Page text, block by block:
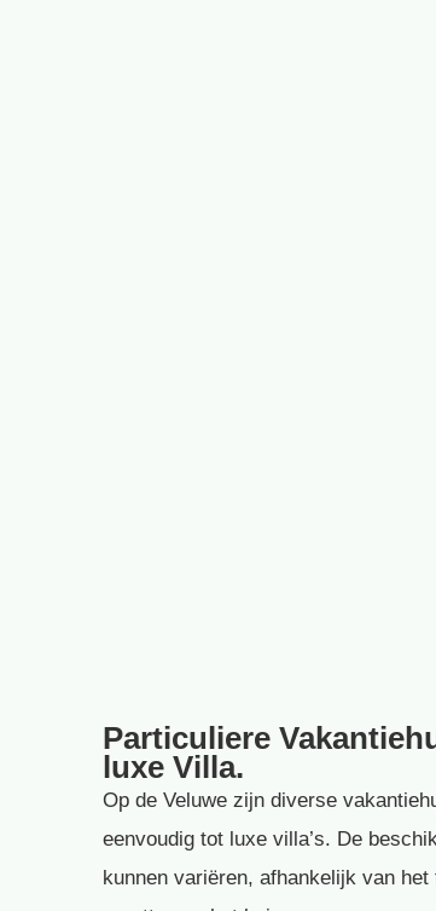
Particuliere
luxe Villa.
Op de Veluwe zijn diverse
eenvoudig tot luxe villa’s. De
kunnen variëren, afhankelijk van